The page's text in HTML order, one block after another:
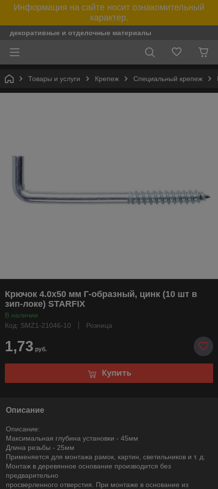
Информация на сайте носит ознакомительный
характер.
декоративные и отделочные материалы
Товары и услуги Крепеж Специальный крепеж
Крючок 4.0х50 мм Г-образный, цинк (10 шт в
зип-локе) STARFIX
В наличии
Код: SMZ1-21046-10
Розница
1,73 руб.
Купить
Описание
Описание:
Максимальная глубина установки - 45мм
Длина резьбы - 25мм
Применяется для монтажа рамок, картин, светильников и т. д.
Монтаж в деревянное основание производится без
предварительно
просверленного отверстия. При монтаже в основание из